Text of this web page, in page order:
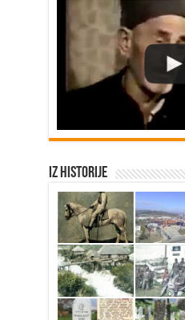
Iz historije